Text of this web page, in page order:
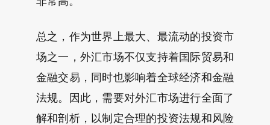
总之，作为世界上最大、最流动的投资市
场之一，外汇市场不仅支持着国际贸易和
金融交易，同时也影响着全球经济和金融
法规。因此，需要对外汇市场进行全面了
解和剖析，以制定合理的投资法规和风险